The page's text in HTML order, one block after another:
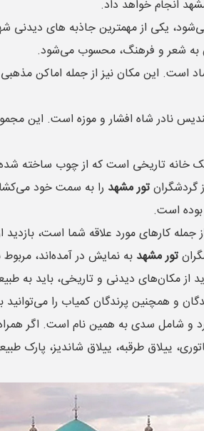
انجام خواهد داد.
به شعر و فرهنگ، محسوب می‌شود.
است. این مکان نیز از جمله اماکن
نادر شاه افشار و موزه است. این
خانه تاریخی است که از چوب ساخته
گردشگرانتور مشهد را به سمت خود
بوده است.
جمله کارهای مورد علاقه شما است،
تور مشهد به نمایش در آمده‌اند،
از مکان‌های دیدنی و تاریخی، باید به
و همچنین پرندگان کمیاب را می‌توانید
و شامل سدی به همین نام است. اگر
ییلاق طرقبه، ییلاق شاندیز،